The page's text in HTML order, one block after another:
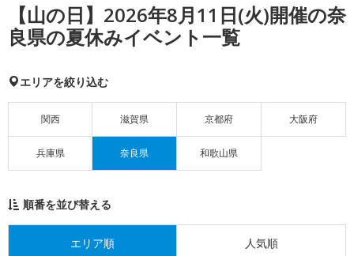
【山の日】2026年8月11日(火)開催の奈
良県の夏休みイベント一覧
エリアを絞り込む
関西 滋賀県 京都府 大阪府
兵庫県 奈良県 和歌山県
順番を並び替える
エリア順 人気順